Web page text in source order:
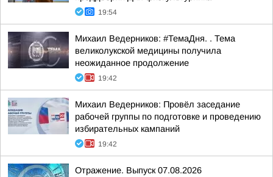
19:54
Михаил Ведерников: #ТемаДня. . Тема
великолукской медицины получила
неожиданное продолжение
19:42
Михаил Ведерников: Провёл заседание
рабочей группы по подготовке и проведению
избирательных кампаний
19:42
Отражение. Выпуск 07.08.2026